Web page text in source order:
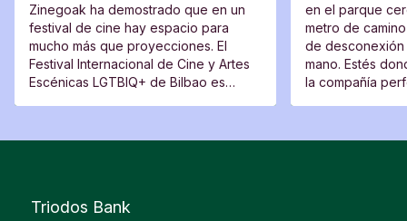
Zinegoak ha demostrado que en un
festival de cine hay espacio para
mucho más que proyecciones. El
Festival Internacional de Cine y Artes
Escénicas LGTBIQ+ de Bilbao es
en el parque
metro de
de
mano. Estés
la compañía
Triodos Bank